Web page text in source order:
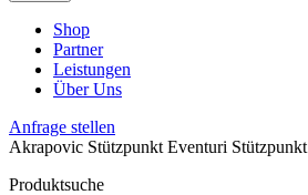
Shop
Partner
Leistungen
Über Uns
Anfrage stellen
Akrapovic Stützpunkt Eventuri Stützpunkt
Produktsuche